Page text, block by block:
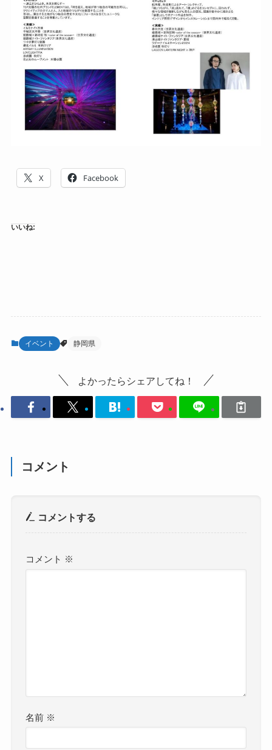
X Facebook
いいね:
イベント 静岡県
よかったらシェアしてね！
コメント
コメントする
コメント ※
名前 ※